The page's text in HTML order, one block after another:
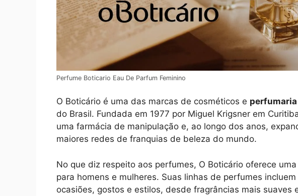
Perfume Boticario Eau De Parfum Feminino
O Boticário é uma das marcas de cosméticos e perfumaria
do Brasil. Fundada em 1977 por Miguel Krigsner em
uma farmácia de manipulação e, ao longo dos anos,
maiores redes de franquias de beleza do mundo.
No que diz respeito aos perfumes, O Boticário oferece
para homens e mulheres. Suas linhas de perfumes
ocasiões, gostos e estilos, desde fragrâncias mais suaves